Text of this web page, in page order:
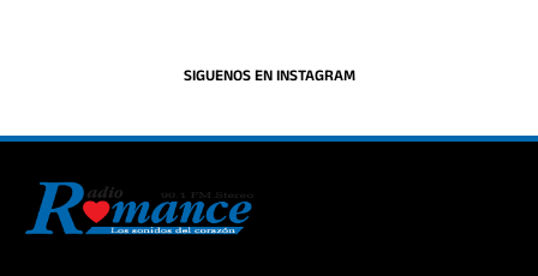
SIGUENOS EN INSTAGRAM